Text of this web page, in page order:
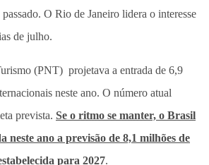
O Rio de Janeiro lidera o interesse
de julho.
(PNT) projetava a entrada de 6,9
neste ano. O número atual
prevista. Se o ritmo se manter, o Brasil
neste ano a previsão de 8,1 milhões de
para 2027.